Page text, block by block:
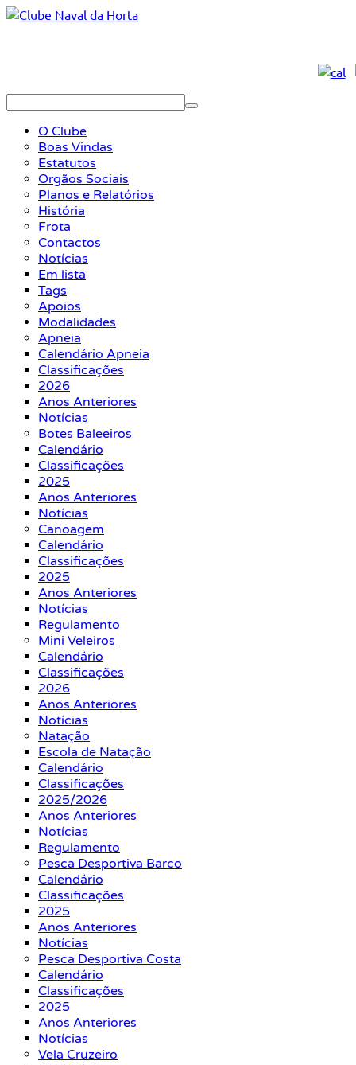
O Clube
Boas Vindas
Estatutos
Orgãos Sociais
Planos e Relatórios
História
Frota
Contactos
Notícias
Em lista
Tags
Apoios
Modalidades
Apneia
Calendário Apneia
Classificações
2026
Anos Anteriores
Notícias
Botes Baleeiros
Calendário
Classificações
2025
Anos Anteriores
Notícias
Canoagem
Calendário
Classificações
2025
Anos Anteriores
Notícias
Regulamento
Mini Veleiros
Calendário
Classificações
2026
Anos Anteriores
Notícias
Natação
Escola de Natação
Calendário
Classificações
2025/2026
Anos Anteriores
Notícias
Regulamento
Pesca Desportiva Barco
Calendário
Classificações
2025
Anos Anteriores
Notícias
Pesca Desportiva Costa
Calendário
Classificações
2025
Anos Anteriores
Notícias
Vela Cruzeiro